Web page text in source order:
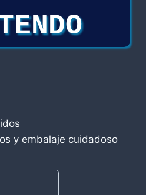
y embalaje cuidadoso